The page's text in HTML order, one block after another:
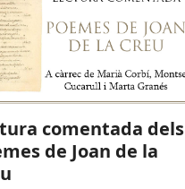
comentada dels
de Joan de la